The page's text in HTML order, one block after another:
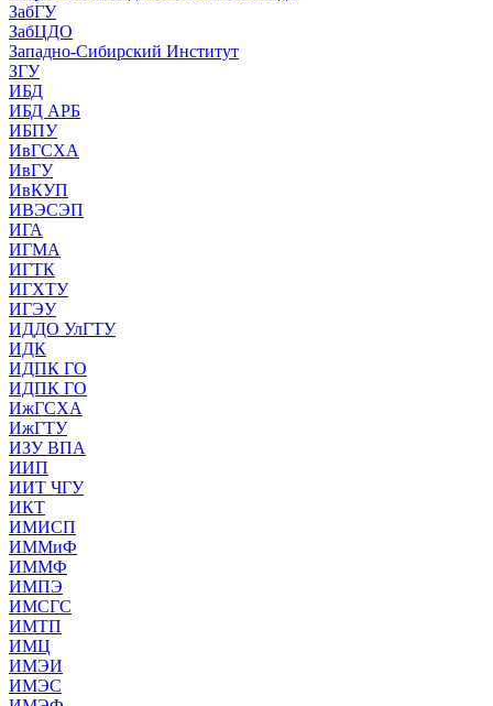
ЗабГУ
ЗабЦДО
Западно-Сибирский Институт
ЗГУ
ИБД
ИБД АРБ
ИБПУ
ИвГСХА
ИвГУ
ИвКУП
ИВЭСЭП
ИГА
ИГМА
ИГТК
ИГХТУ
ИГЭУ
ИДДО УлГТУ
ИДК
ИДПК ГО
ИДПК ГО
ИжГСХА
ИжГТУ
ИЗУ ВПА
ИИП
ИИТ ЧГУ
ИКТ
ИМИСП
ИММиФ
ИММФ
ИМПЭ
ИМСГС
ИМТП
ИМЦ
ИМЭИ
ИМЭС